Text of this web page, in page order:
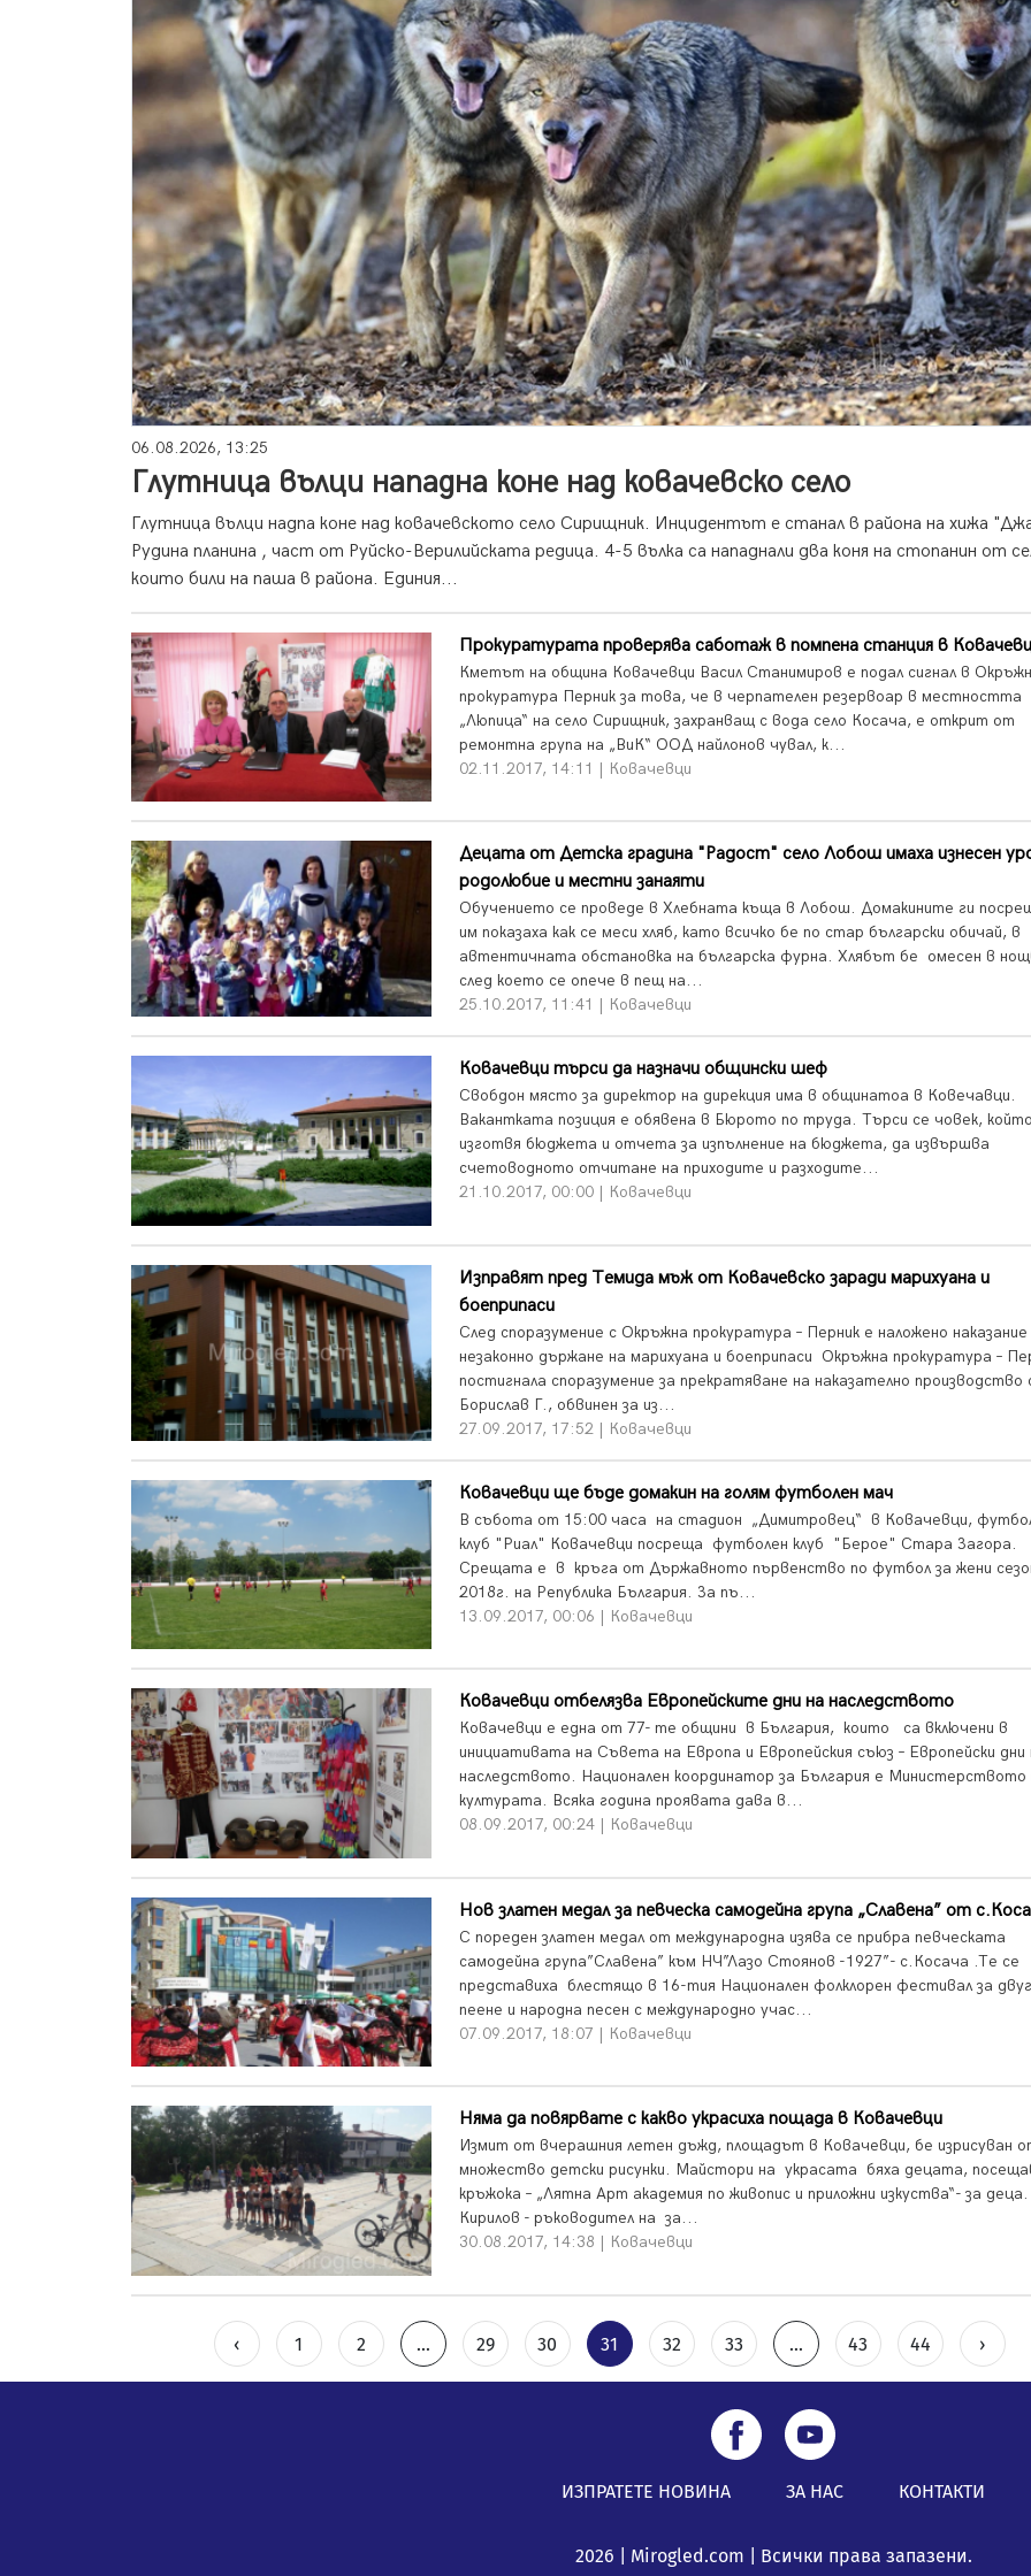
06.08.2026, 13:25
Глутница вълци нападна коне над ковачевско село
Глутница вълци надпа коне над ковачевското село Сирищник. Инцидентът е станал в района на хижа
Рудина планина , част от Руйско-Верилийската редица. 4-5 вълка са нападнали два коня на стопанин от
които били на паша в района. Единия...
Прокуратурата проверява саботаж в помпена станция в
Кметът на община Ковачевци Васил Станимиров е подал сигнал в
прокуратура Перник за това, че в черпателен резервоар в местността
„Люпица“ на село Сирищник, захранващ с вода село Косача, е открит от
ремонтна група на „ВиК“ ООД найлонов чувал, к...
02.11.2017, 14:11 | Ковачевци
Децата от Детска градина "Радост" село Лобош имаха изнесен
родолюбие и местни занаяти
Обучението се проведе в Хлебната къща в Лобош. Домакините ги
им показаха как се меси хляб, като всичко бе по стар български обичай, в
автентичната обстановка на българска фурна. Хлябът бе омесен в
след което се опече в пещ на...
25.10.2017, 11:41 | Ковачевци
Ковачевци търси да назначи общински шеф
Свобдон място за директор на дирекция има в общинатоа в Ковечавци.
Вакантката позиция е обявена в Бюрото по труда. Търси се човек,
изготвя бюджета и отчета за изпълнение на бюджета, да извършва
счетоводното отчитане на приходите и разходите...
21.10.2017, 00:00 | Ковачевци
Изправят пред Темида мъж от Ковачевско заради марихуана и
боеприпаси
След споразумение с Окръжна прокуратура – Перник е наложено наказание
незаконно държане на марихуана и боеприпаси Окръжна прокуратура –
постигнала споразумение за прекратяване на наказателно производство
Борислав Г., обвинен за из...
27.09.2017, 17:52 | Ковачевци
Ковачевци ще бъде домакин на голям футболен мач
В събота от 15:00 часа на стадион „Димитровец“ в Ковачевци,
клуб "Риал" Ковачевци посреща футболен клуб "Берое" Стара Загора.
Срещата е в кръга от Държавното първенство по футбол за жени
2018г. на Република България. За пъ...
13.09.2017, 00:06 | Ковачевци
Ковачевци отбелязва Европейските дни на наследството
Ковачевци е една от 77- те общини в България, които са включени в
инициативата на Съвета на Европа и Европейския съюз – Европейски дни
наследството. Национален координатор за България е Министерството
културата. Всяка година проявата дава в...
08.09.2017, 00:24 | Ковачевци
Нов златен медал за певческа самодейна група „Славена” от
С пореден златен медал от международна изява се прибра певческата
самодейна група”Славена” към НЧ”Лазо Стоянов -1927”- с.Косача .Те се
представиха блестящо в 16-тия Национален фолклорен фестивал за
пеене и народна песен с международно учас...
07.09.2017, 18:07 | Ковачевци
Няма да повярвате с какво украсиха пощада в Ковачевци
Измит от вчерашния летен дъжд, площадът в Ковачевци, бе изрисуван
множество детски рисунки. Майстори на украсата бяха децата,
кръжока – „Лятна Арт академия по живопис и приложни изкуства“- за
Кирилов - ръководител на за...
30.08.2017, 14:38 | Ковачевци
‹ 1 2 ... 29 30 31 32 33 ... 43 44 ›
ИЗПРАТЕТЕ НОВИНА ЗА НАС КОНТАКТИ
2026 | Mirogled.com | Всички права запазени.